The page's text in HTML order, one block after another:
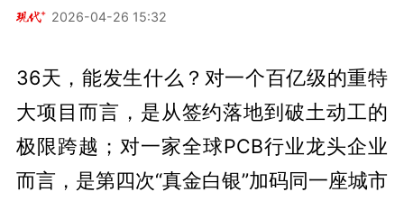
2026-04-26 15:32
36天，能发生什么？对一个百亿级的重特
大项目而言，是从签约落地到破土动工的
极限跨越；对一家全球PCB行业龙头企业
而言，是第四次“真金白银”加码同一座城市